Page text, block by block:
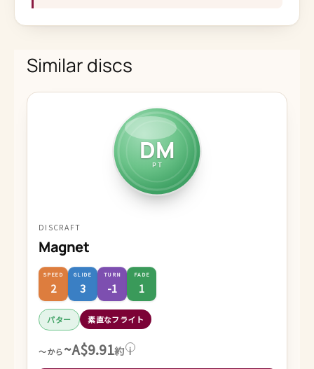
Similar discs
DM
PT
DISCRAFT
Magnet
SPEED
2
GLIDE
3
TURN
-1
FADE
1
パター 素直なフライト
～から~A$9.91約 i